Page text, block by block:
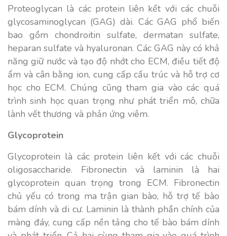
Proteoglycan là các protein liên kết với các chuỗi
glycosaminoglycan (GAG) dài. Các GAG phổ biến
bao gồm chondroitin sulfate, dermatan sulfate,
heparan sulfate và hyaluronan. Các GAG này có khả
năng giữ nước và tạo độ nhớt cho ECM, điều tiết độ
ẩm và cân bằng ion, cung cấp cấu trúc và hỗ trợ cơ
học cho ECM. Chúng cũng tham gia vào các quá
trình sinh học quan trọng như phát triển mô, chữa
lành vết thương và phản ứng viêm.
Glycoprotein
Glycoprotein là các protein liên kết với các chuỗi
oligosaccharide. Fibronectin và laminin là hai
glycoprotein quan trọng trong ECM. Fibronectin
chủ yếu có trong ma trận gian bào, hỗ trợ tế bào
bám dính và di cư. Laminin là thành phần chính của
màng đáy, cung cấp nền tảng cho tế bào bám dính